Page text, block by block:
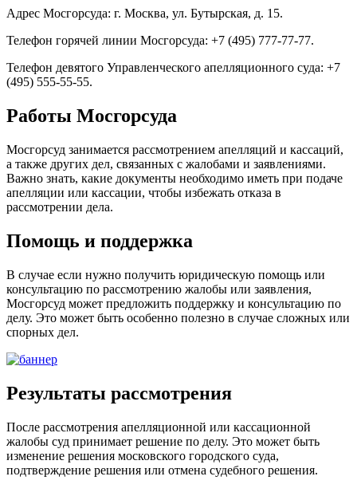
Адрес Мосгорсуда: г. Москва, ул. Бутырская, д. 15.
Телефон горячей линии Мосгорсуда: +7 (495) 777-77-77.
Телефон девятого Управленческого апелляционного суда: +7
(495) 555-55-55.
Работы Мосгорсуда
Мосгорсуд занимается рассмотрением апелляций и кассаций,
а также других дел, связанных с жалобами и заявлениями.
Важно знать, какие документы необходимо иметь при подаче
апелляции или кассации, чтобы избежать отказа в
рассмотрении дела.
Помощь и поддержка
В случае если нужно получить юридическую помощь или
консультацию по рассмотрению жалобы или заявления,
Мосгорсуд может предложить поддержку и консультацию по
делу. Это может быть особенно полезно в случае сложных или
спорных дел.
Результаты рассмотрения
После рассмотрения апелляционной или кассационной
жалобы суд принимает решение по делу. Это может быть
изменение решения московского городского суда,
подтверждение решения или отмена судебного решения.